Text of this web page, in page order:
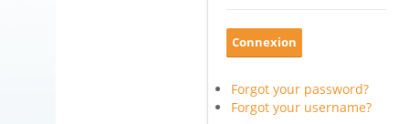
Forgot your password?
Forgot your username?